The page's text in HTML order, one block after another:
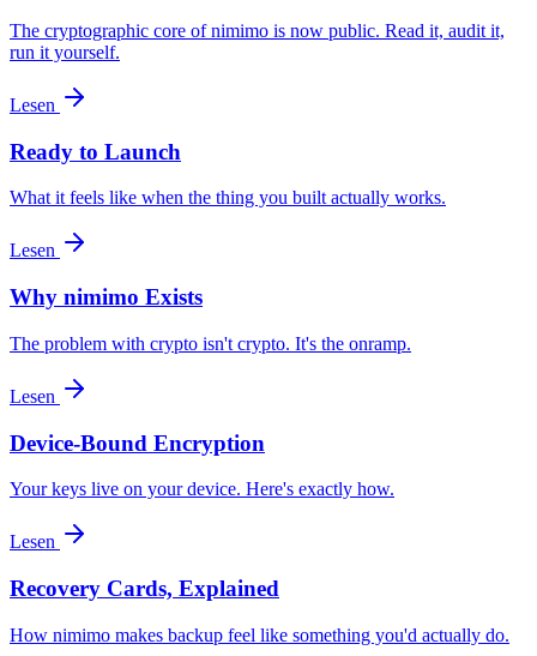
The cryptographic core of nimimo is now public. Read it, audit it,
run it yourself.
Lesen
Ready to Launch
What it feels like when the thing you built actually works.
Lesen
Why nimimo Exists
The problem with crypto isn't crypto. It's the onramp.
Lesen
Device-Bound Encryption
Your keys live on your device. Here's exactly how.
Lesen
Recovery Cards, Explained
How nimimo makes backup feel like something you'd actually do.